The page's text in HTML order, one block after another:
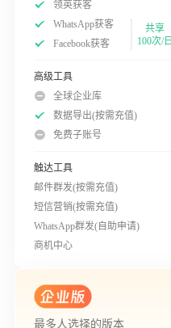
领英获客
WhatsApp获客
Facebook获客
共享
100次/日
高级工具
全球企业库
数据导出(按需充值)
免费子账号
触达工具
邮件群发(按需充值)
短信营销(按需充值)
WhatsApp群发(自助申请)
商机中心
最多人选择的版本